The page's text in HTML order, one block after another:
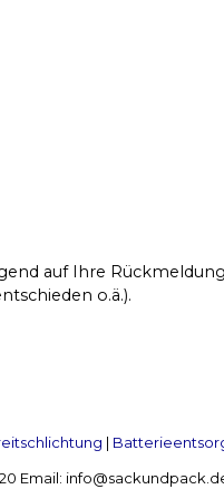
auf Ihre
o.ä.).
|
Email: